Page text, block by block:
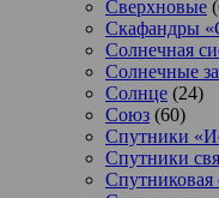
Сверхновые
Скафандры
Солнечная
Солнечные
Солнце (24)
Союз (60)
Спутники
Спутники
Спутниковая